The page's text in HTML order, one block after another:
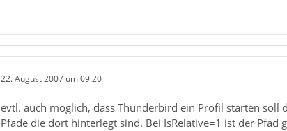
22. August 2007 um 09:20
evtl. auch möglich, dass Thunderbird ein Profil starten
Pfade die dort hinterlegt sind. Bei IsRelative=1 ist der